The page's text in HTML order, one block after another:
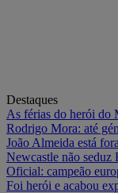
Destaques
As férias do herói do
Rodrigo Mora: até
João Almeida está
Newcastle não seduz
Oficial: campeão
Foi herói e acabou